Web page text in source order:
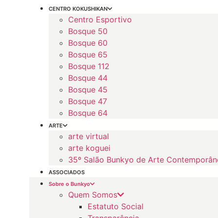
CENTRO KOKUSHIKAN
Centro Esportivo
Bosque 50
Bosque 60
Bosque 65
Bosque 112
Bosque 44
Bosque 45
Bosque 47
Bosque 64
ARTE
arte virtual
arte koguei
35º Salão Bunkyo de Arte
ASSOCIADOS
Sobre o Bunkyo
Quem Somos
Estatuto Social